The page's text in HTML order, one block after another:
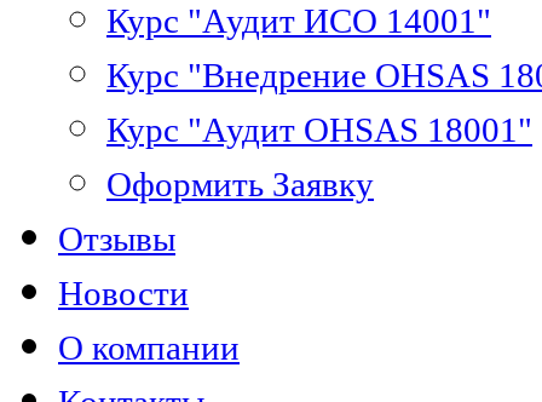
Курс "Аудит ИСО 14001"
Курс "Внедрение OHSAS
Курс "Аудит OHSAS 18001"
Оформить Заявку
Отзывы
Новости
О компании